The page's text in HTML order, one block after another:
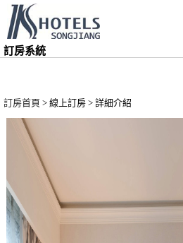
訂房系統
訂房首頁 > 線上訂房 > 詳細介紹